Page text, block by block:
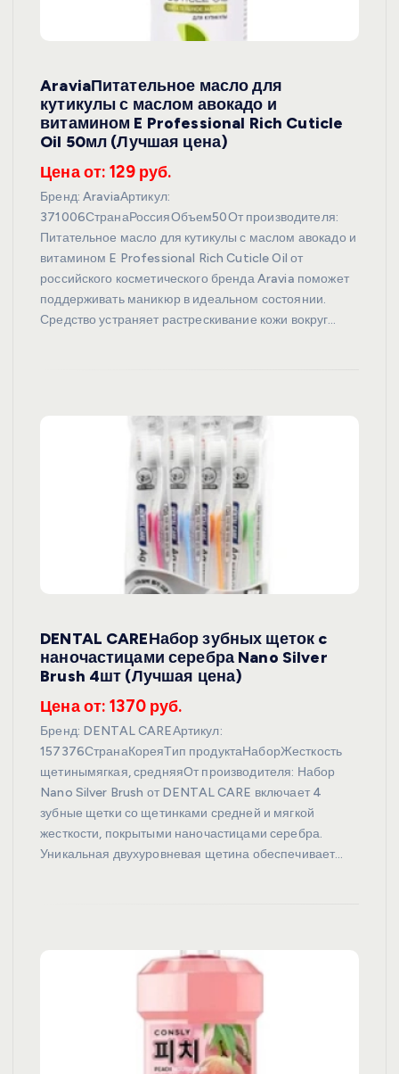
AraviaПитательное масло для
кутикулы с маслом авокадо и
витамином E Professional Rich Cuticle
Oil 50мл (Лучшая цена)
Цена от: 129 руб.
Бренд: AraviaАртикул:
371006СтранаРоссияОбъем50От производителя:
Питательное масло для кутикулы с маслом авокадо и
витамином E Professional Rich Cuticle Oil от
российского косметического бренда Aravia поможет
поддерживать маникюр в идеальном состоянии.
Средство устраняет растрескивание кожи вокруг…
DENTAL CAREНабор зубных щеток c
наночастицами серебра Nano Silver
Brush 4шт (Лучшая цена)
Цена от: 1370 руб.
Бренд: DENTAL CAREАртикул:
157376СтранаКореяТип продуктаНаборЖесткость
щетинымягкая, средняяОт производителя: Набор
Nano Silver Brush от DENTAL CARE включает 4
зубные щетки со щетинками средней и мягкой
жесткости, покрытыми наночастицами серебра.
Уникальная двухуровневая щетина обеспечивает…